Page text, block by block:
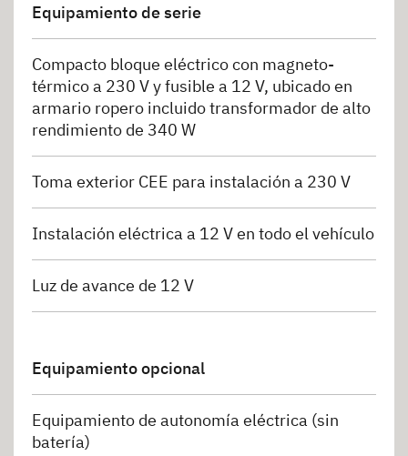
Equipamiento de serie
Compacto bloque eléctrico con magneto-
térmico a 230 V y fusible a 12 V, ubicado en
armario ropero incluido transformador de alto
rendimiento de 340 W
Toma exterior CEE para instalación a 230 V
Instalación eléctrica a 12 V en todo el vehículo
Luz de avance de 12 V
Equipamiento opcional
Equipamiento de autonomía eléctrica (sin
batería)